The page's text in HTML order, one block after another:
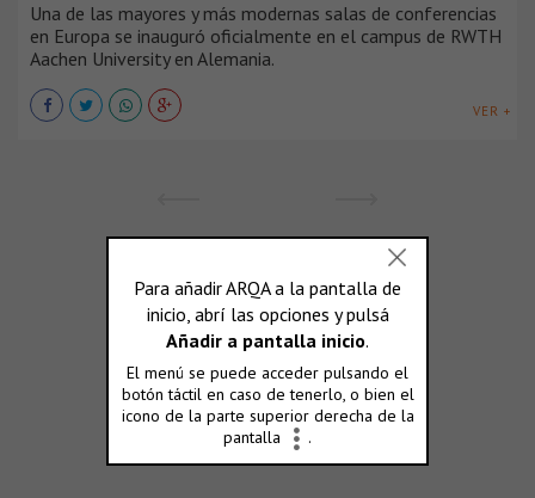
Una de las mayores y más modernas salas de conferencias
en Europa se inauguró oficialmente en el campus de RWTH
Aachen University en Alemania.
VER +